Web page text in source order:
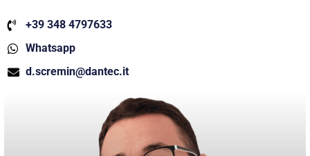
+39 348 4797633
Whatsapp
d.scremin@dantec.it